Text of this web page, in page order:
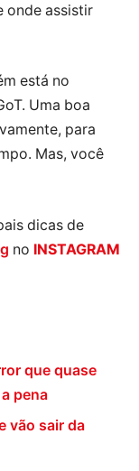
onde assistir
está no
Uma boa
para
Mas, você
dicas de
no INSTAGRAM
que quase
pena
vão sair da